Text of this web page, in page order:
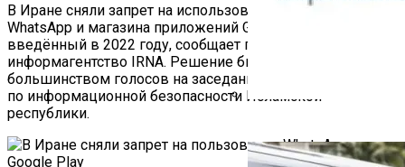
В Иране сняли запрет на использование мессенджера
WhatsApp и магазина приложений Google Play,
введённый в 2022 году, сообщает государственное
информагентство IRNA. Решение было принято
большинством голосов на заседании Высшего совета
по информационной безопасности Исламской
республики.